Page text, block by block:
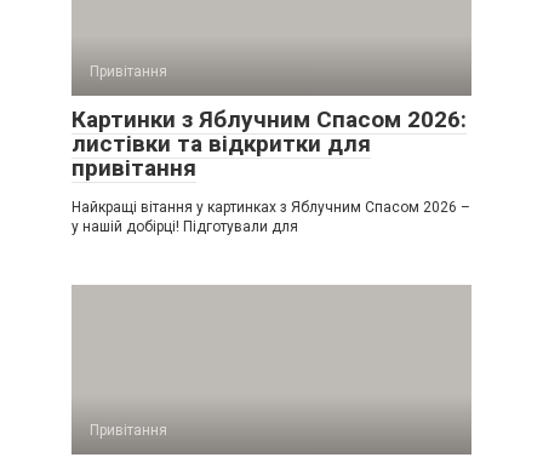
Привітання
Картинки з Яблучним Спасом 2026:
листівки та відкритки для
привітання
Найкращі вітання у картинках з Яблучним Спасом 2026 –
у нашій добірці! Підготували для
Привітання